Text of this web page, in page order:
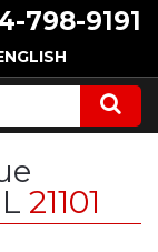
798-9191
21101